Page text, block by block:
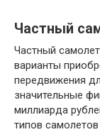
Частный
Частный
варианты
передвижения
значительные
миллиарда
типов